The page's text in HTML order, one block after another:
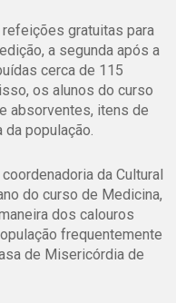
gratuitas para
a segunda após a
cerca de 115
os alunos do curso
absorventes, itens de
população.
da Cultural
do curso de Medicina,
dos calouros
frequentemente
de Misericórdia de